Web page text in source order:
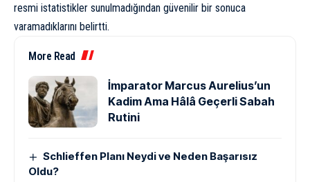
resmi istatistikler sunulmadığından güvenilir bir sonuca
varamadıklarını belirtti.
More Read
İmparator Marcus Aurelius’un
Kadim Ama Hâlâ Geçerli Sabah
Rutini
Schlieffen Planı Neydi ve Neden Başarısız
Oldu?